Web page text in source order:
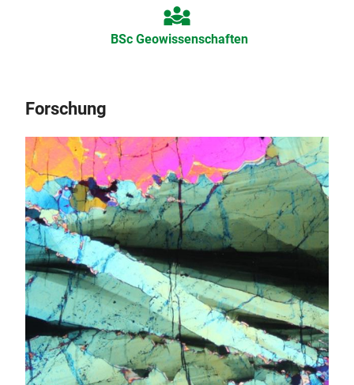
diversity_3
BSc Geowissenschaften
Forschung